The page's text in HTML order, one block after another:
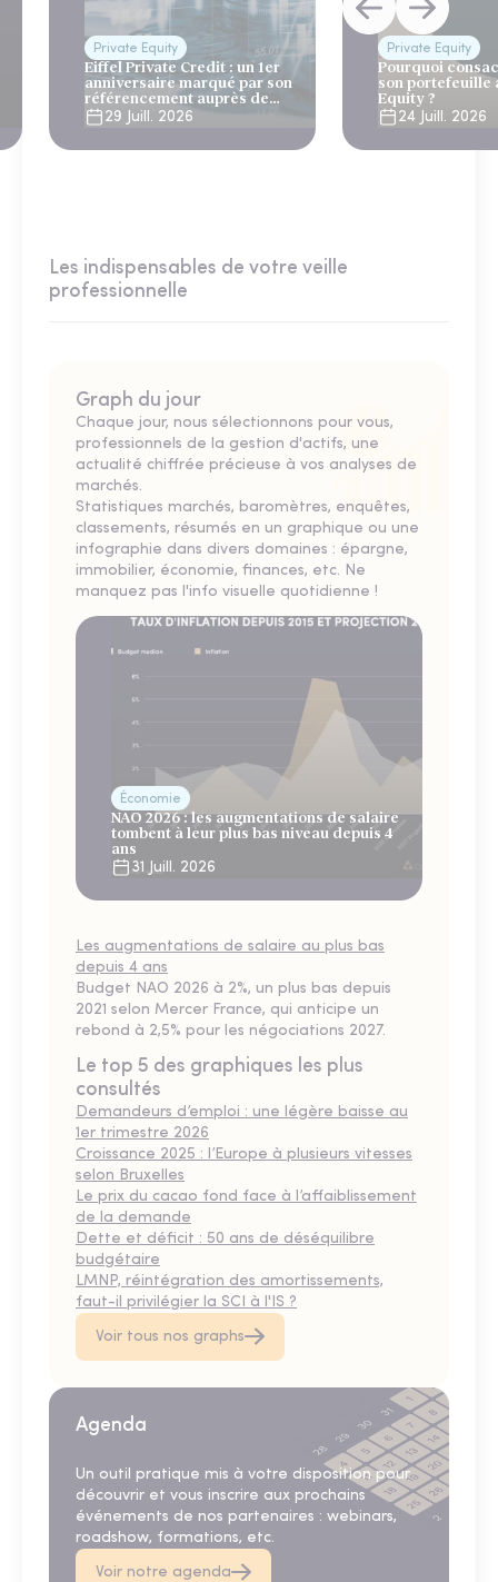
Private Equity
Eiffel Private Credit : un 1er
anniversaire marqué par son
référencement auprès de
Generali et AG2R la Mondiale
29 Juill. 2026
Private Equity
Pourquoi
son portefeuille
Equity ?
24 Juill. 2026
Les indispensables de votre veille
professionnelle
Graph du jour
Chaque jour, nous sélectionnons pour vous,
professionnels de la gestion d'actifs, une
actualité chiffrée précieuse à vos analyses de
marchés.
Statistiques marchés, baromètres, enquêtes,
classements, résumés en un graphique ou une
infographie dans divers domaines : épargne,
immobilier, économie, finances, etc. Ne
manquez pas l'info visuelle quotidienne !
Économie
NAO 2026 : les augmentations de salaire
tombent à leur plus bas niveau depuis 4
ans
31 Juill. 2026
Les augmentations de salaire au plus bas
depuis 4 ans
Budget NAO 2026 à 2%, un plus bas depuis
2021 selon Mercer France, qui anticipe un
rebond à 2,5% pour les négociations 2027.
Le top 5 des graphiques les plus
consultés
Demandeurs d’emploi : une légère baisse au
1er trimestre 2026
Croissance 2025 : l’Europe à plusieurs vitesses
selon Bruxelles
Le prix du cacao fond face à l’affaiblissement
de la demande
Dette et déficit : 50 ans de déséquilibre
budgétaire
LMNP, réintégration des amortissements,
faut-il privilégier la SCI à l'IS ?
Voir tous nos graphs
Agenda
Un outil pratique mis à votre disposition pour
découvrir et vous inscrire aux prochains
événements de nos partenaires : webinars,
roadshow, formations, etc.
Voir notre agenda